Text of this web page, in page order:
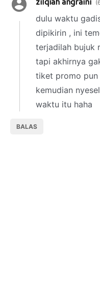
dulu waktu
dipikirin , ini
terjadilah bujuk
tapi akhirnya
tiket promo pun
kemudian
waktu itu haha
BALAS